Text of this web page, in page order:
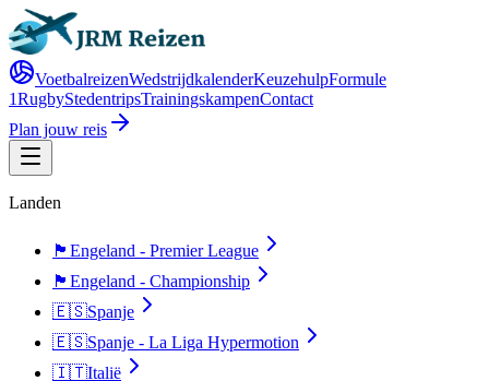
VoetbalreizenWedstrijdkalenderKeuzehulpFormule
1RugbyStedentripsTrainingskampenContact
Plan jouw reis
Landen
🏴󠁧󠁢󠁥󠁮󠁧󠁿 Engeland - Premier League
🏴󠁧󠁢󠁥󠁮󠁧󠁿 Engeland - Championship
🇪🇸Spanje
🇪🇸Spanje - La Liga Hypermotion
🇮🇹Italië